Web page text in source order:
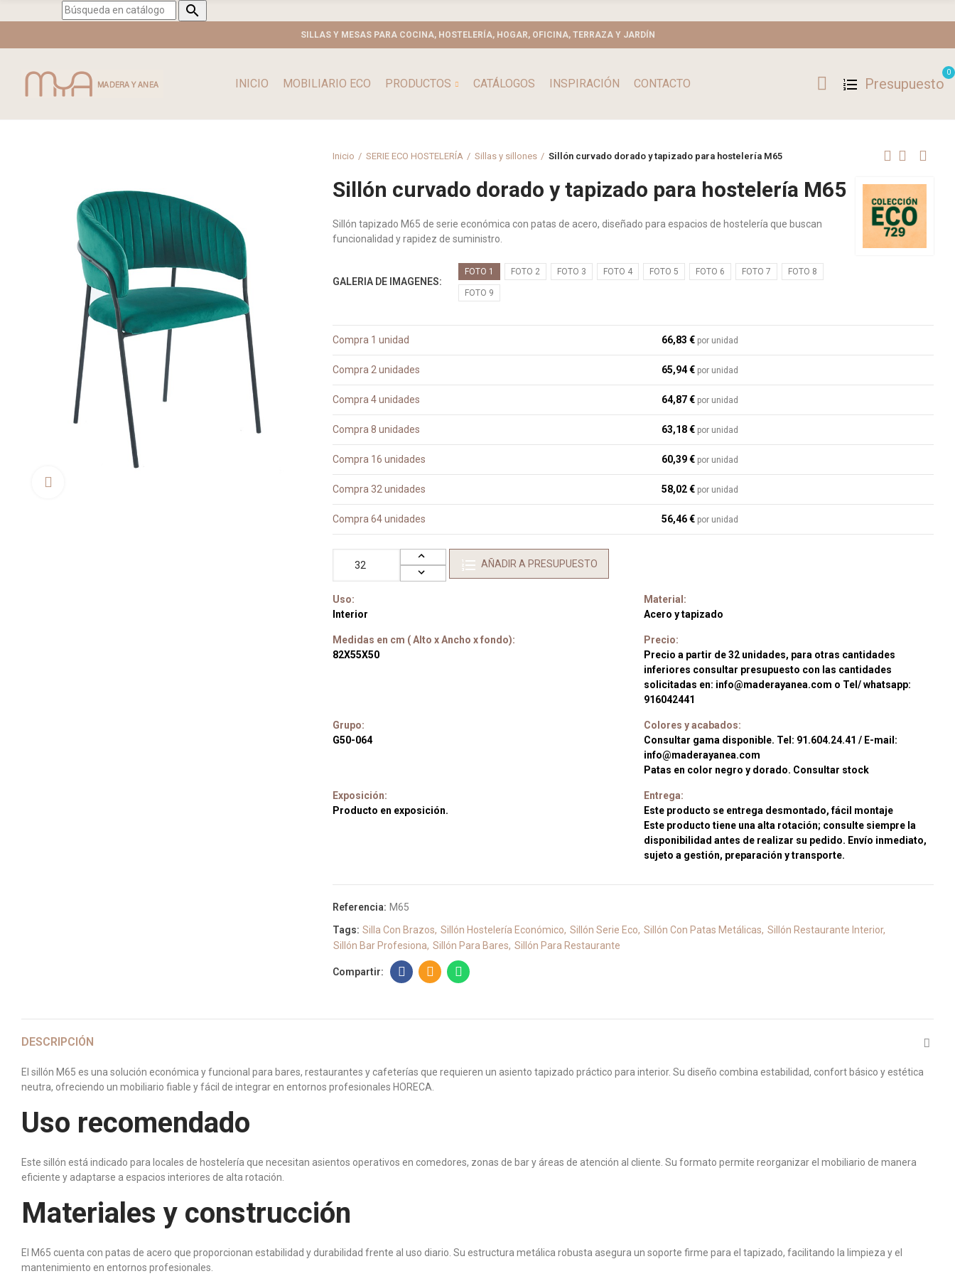

SILLAS Y MESAS PARA COCINA, HOSTELERÍA, HOGAR, OFICINA, TERRAZA Y JARDÍN
INICIO MOBILIARIO ECO PRODUCTOS CATÁLOGOS INSPIRACIÓN CONTACTO Presupuesto
0
Inicio SERIE ECO HOSTELERÍA Sillas y sillones Sillón curvado dorado y tapizado para hostelería M65
Sillón curvado dorado y tapizado para hostelería M65
Sillón tapizado M65 de serie económica con patas de acero, diseñado para espacios de hostelería que buscan
funcionalidad y rapidez de suministro.
GALERIA DE IMAGENES
FOTO 1 FOTO 2 FOTO 3 FOTO 4 FOTO 5 FOTO 6 FOTO 7 FOTO 8
FOTO 9
Compra 1 unidad 66,83 € por unidad
Compra 2 unidades 65,94 € por unidad
Compra 4 unidades 64,87 € por unidad
Compra 8 unidades 63,18 € por unidad
Compra 16 unidades 60,39 € por unidad
Compra 32 unidades 58,02 € por unidad
Compra 64 unidades 56,46 € por unidad
AÑADIR A PRESUPUESTO
Uso:
Interior
Material:
Acero y tapizado
Medidas en cm ( Alto x Ancho x fondo):
82X55X50
Precio:
Precio a partir de 32 unidades, para otras cantidades
inferiores consultar presupuesto con las cantidades
solicitadas en: info@maderayanea.com o Tel/ whatsapp:
916042441
Grupo:
G50-064
Colores y acabados:
Consultar gama disponible. Tel: 91.604.24.41 / E-mail:
info@maderayanea.com
Patas en color negro y dorado. Consultar stock
Exposición:
Producto en exposición.
Entrega:
Este producto se entrega desmontado, fácil montaje
Este producto tiene una alta rotación; consulte siempre la
disponibilidad antes de realizar su pedido. Envío inmediato,
sujeto a gestión, preparación y transporte.
Referencia: M65
Tags: Silla Con Brazos Sillón Hostelería Económico Sillón Serie Eco Sillón Con Patas Metálicas Sillón Restaurante Interior
Sillón Bar Profesiona Sillón Para Bares Sillón Para Restaurante
DESCRIPCIÓN
El sillón M65 es una solución económica y funcional para bares, restaurantes y cafeterías que requieren un asiento tapizado práctico para interior. Su diseño combina estabilidad, confort básico y estética
neutra, ofreciendo un mobiliario fiable y fácil de integrar en entornos profesionales HORECA.
Uso recomendado
Este sillón está indicado para locales de hostelería que necesitan asientos operativos en comedores, zonas de bar y áreas de atención al cliente. Su formato permite reorganizar el mobiliario de manera
eficiente y adaptarse a espacios interiores de alta rotación.
Materiales y construcción
El M65 cuenta con patas de acero que proporcionan estabilidad y durabilidad frente al uso diario. Su estructura metálica robusta asegura un soporte firme para el tapizado, facilitando la limpieza y el
mantenimiento en entornos profesionales.